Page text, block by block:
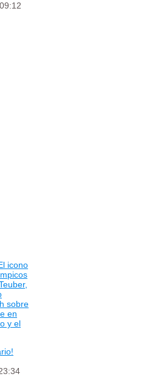
icono
sobre
en
y el